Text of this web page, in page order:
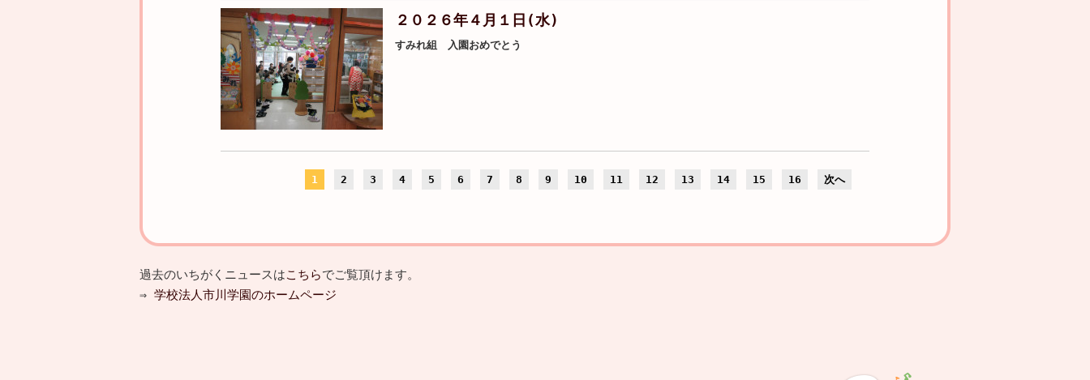
２０２６年４月１日(水)
すみれ組 入園おめでとう
1 2 3 4 5 6 7 8 9 10 11 12 13 14 15 16 次へ
過去のいちがくニュースはこちらでご覧頂けます。
⇒ 学校法人市川学園のホームページ